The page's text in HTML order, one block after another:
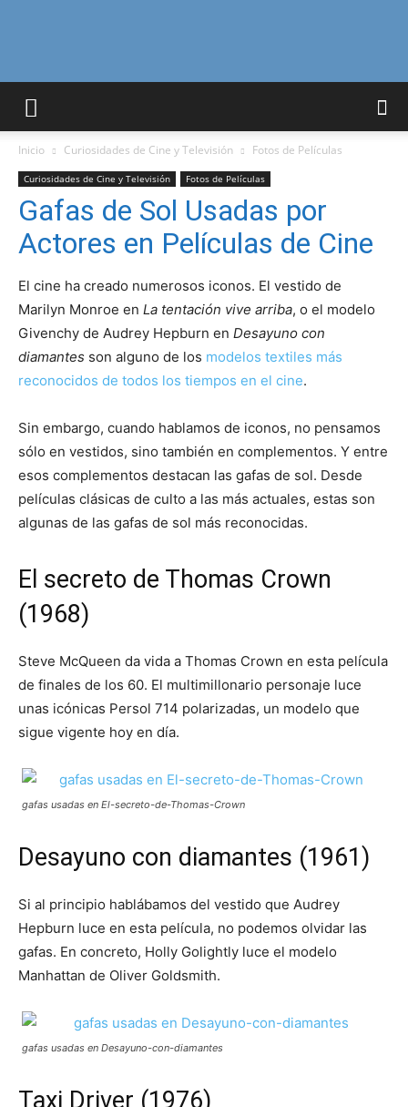
Curiosidades
del
Mundo
Inicio Curiosidades de Cine y Televisión Fotos de Películas
Curiosidades de Cine y Televisión Fotos de Películas
Gafas de Sol Usadas por
Actores en Películas de Cine
El cine ha creado numerosos iconos. El vestido de
Marilyn Monroe en La tentación vive arriba, o el modelo
Givenchy de Audrey Hepburn en Desayuno con
diamantes son alguno de los modelos textiles más
reconocidos de todos los tiempos en el cine.
Sin embargo, cuando hablamos de iconos, no pensamos
sólo en vestidos, sino también en complementos. Y entre
esos complementos destacan las gafas de sol. Desde
películas clásicas de culto a las más actuales, estas son
algunas de las gafas de sol más reconocidas.
El secreto de Thomas Crown
(1968)
Steve McQueen da vida a Thomas Crown en esta película
de finales de los 60. El multimillonario personaje luce
unas icónicas Persol 714 polarizadas, un modelo que
sigue vigente hoy en día.
gafas usadas en El-secreto-de-Thomas-Crown
Desayuno con diamantes (1961)
Si al principio hablábamos del vestido que Audrey
Hepburn luce en esta película, no podemos olvidar las
gafas. En concreto, Holly Golightly luce el modelo
Manhattan de Oliver Goldsmith.
gafas usadas en Desayuno-con-diamantes
Taxi Driver (1976)